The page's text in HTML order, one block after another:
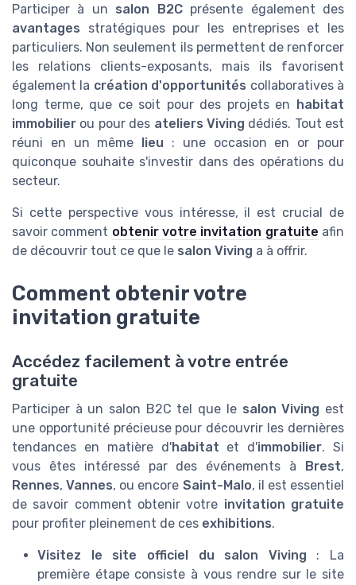
Participer à un salon B2Cprésente également des
avantages stratégiques pour les entreprises et les
particuliers. Non seulement ils permettent de renforcer
les relations clients-exposants, mais ils favorisent
également la création d'opportunités collaboratives à
long terme, que ce soit pour des projets en habitat
immobilier ou pour des ateliers Viving dédiés. Tout est
réuni en un même lieu : une occasion en or pour
quiconque souhaite s'investir dans des opérations du
secteur.
Si cette perspective vous intéresse, il est crucial de
savoir comment obtenir votre invitation gratuite afin
de découvrir tout ce que le salon Viving a à offrir.
Comment obtenir votre
invitation gratuite
Accédez facilement à votre entrée
gratuite
Participer à un salon B2C tel que le salon Viving est
une opportunité précieuse pour découvrir les dernières
tendances en matière d'habitat et d'immobilier. Si
vous êtes intéressé par des événements à
Brest,
Rennes,Vannes, ou encore Saint-Malo, il est essentiel
de savoir comment obtenir votre invitation gratuite
pour profiter pleinement de ces exhibitions.
Visitez le site officiel du salon Viving : La
première étape consiste à vous rendre sur le site